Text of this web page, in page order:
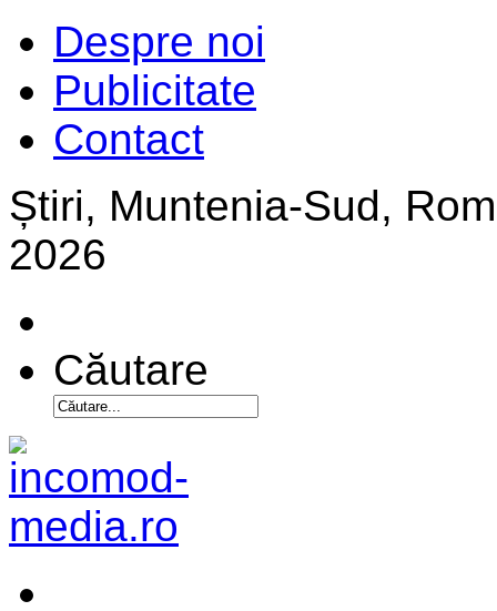
Despre noi
Publicitate
Contact
Știri, Muntenia-Sud,
2026
Căutare